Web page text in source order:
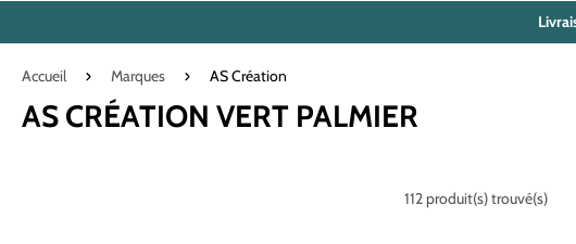
Accueil Marques AS Création
AS CRÉATION VERT PALMIER
112 produit(s) trouvé(s)